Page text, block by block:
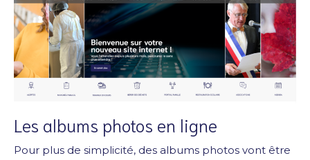
Les albums photos en ligne
Pour plus de simplicité, des albums photos vont être